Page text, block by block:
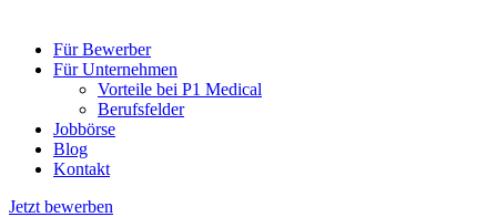
Für Bewerber
Für Unternehmen
Vorteile bei P1 Medical
Berufsfelder
Jobbörse
Blog
Kontakt
Jetzt bewerben